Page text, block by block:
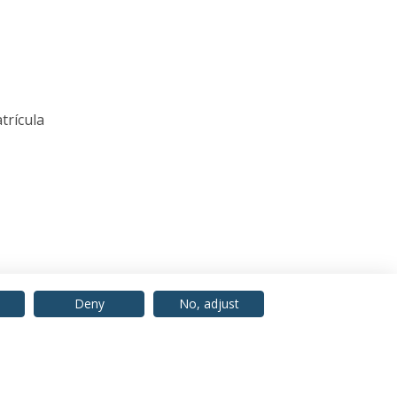
Deny No, adjust